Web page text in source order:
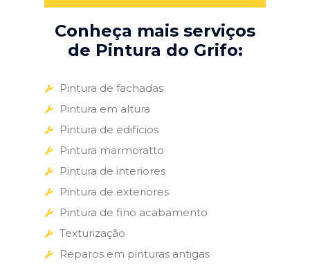
Conheça mais serviços
de Pintura do Grifo:
Pintura de fachadas
Pintura em altura
Pintura de edifícios
Pintura marmoratto
Pintura de interiores
Pintura de exteriores
Pintura de fino acabamento
Texturização
Reparos em pinturas antigas